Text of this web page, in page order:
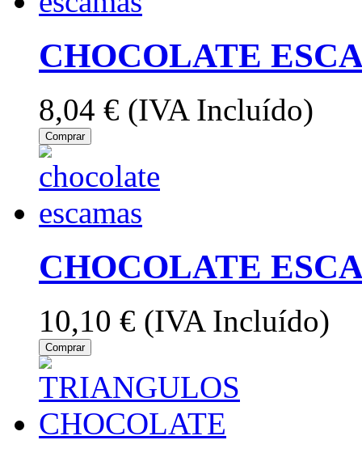
CHOCOLATE
8,04 € (IVA Incluído)
Comprar
CHOCOLATE
10,10 € (IVA Incluído)
Comprar